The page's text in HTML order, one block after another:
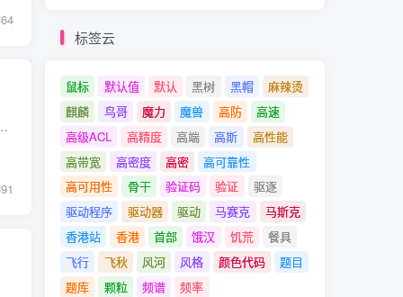
重新hash计算出当前对象的元素在数组中的下标 存储时，如果出现hash值相同的...
标签云
鼠标 默认值 默认 黑树 黑帽
麻辣烫
麒麟
鸟哥 魔力 魔兽 高防
高速
高级ACL
高精度 高端 高斯
高性能
高带宽
高密度 高密
高可靠性
高可用性
骨干 验证码 验证
驱逐
驱动程序
驱动器 驱动 马赛克
马斯克
香港站
香港 首部 饿汉 饥荒
餐具
飞行
飞秋 风河 风格 颜色代码
题目
题库
颗粒 频谱 频率